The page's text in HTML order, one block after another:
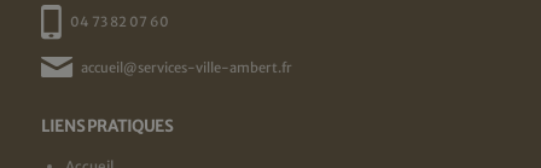
04 73 82 07 60
accueil@services-ville-ambert.fr
LIENS PRATIQUES